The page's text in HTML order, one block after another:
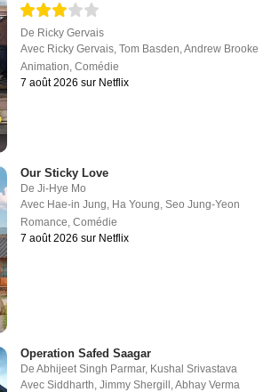
De Ricky Gervais
Avec Ricky Gervais,Tom Basden,Andrew Brooke
Animation,Comédie
7 août 2026 sur Netflix
Our Sticky Love
DeJi-Hye Mo
Avec Hae-in Jung Ha Young ,Seo Jung-Yeon
Romance ,Comédie
7 août 2026 sur Netflix
Operation Safed Saagar
DeAbhijeet Singh Parmar, Kushal Srivastava
AvecSiddharth,Jimmy Shergill ,Abhay Verma